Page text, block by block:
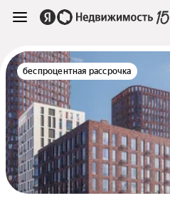
беспроцентная рассрочка